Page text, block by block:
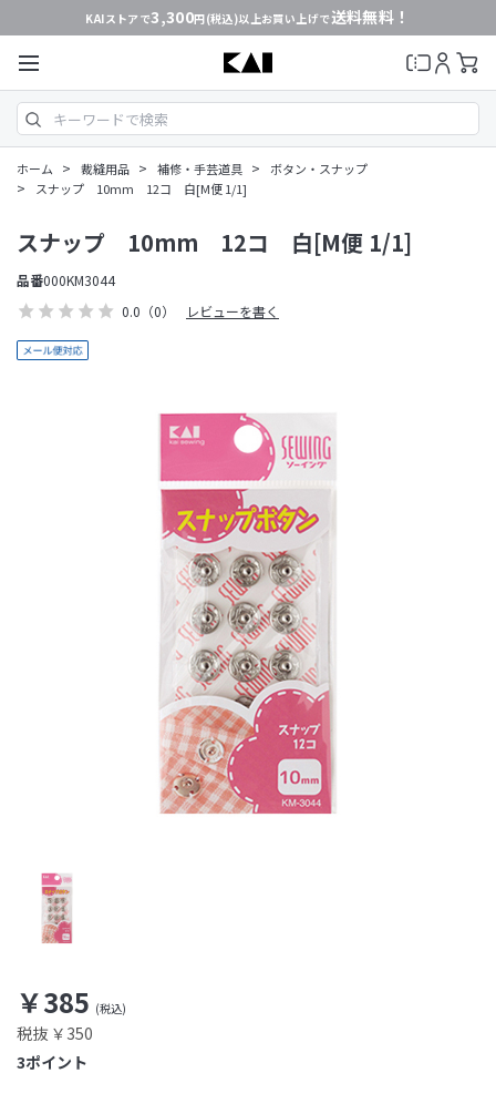
KAIストアで3,300円(税込)以上お買い上げで送料無料！
ホーム > 裁縫用品 > 補修・手芸道具 > ボタン・スナップ
> スナップ 10mm 12コ 白[M便 1/1]
0.0 （0） レビューを書く
スナップ 10mm 12コ 白[M便 1/1]
￥385
税抜 ￥350
品番000KM3044
ポイント
3